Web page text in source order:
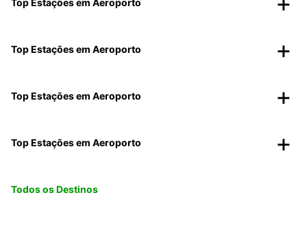
Top Estações em Aeroporto
Top Estações em Aeroporto
Top Estações em Aeroporto
Top Estações em Aeroporto
Todos os Destinos